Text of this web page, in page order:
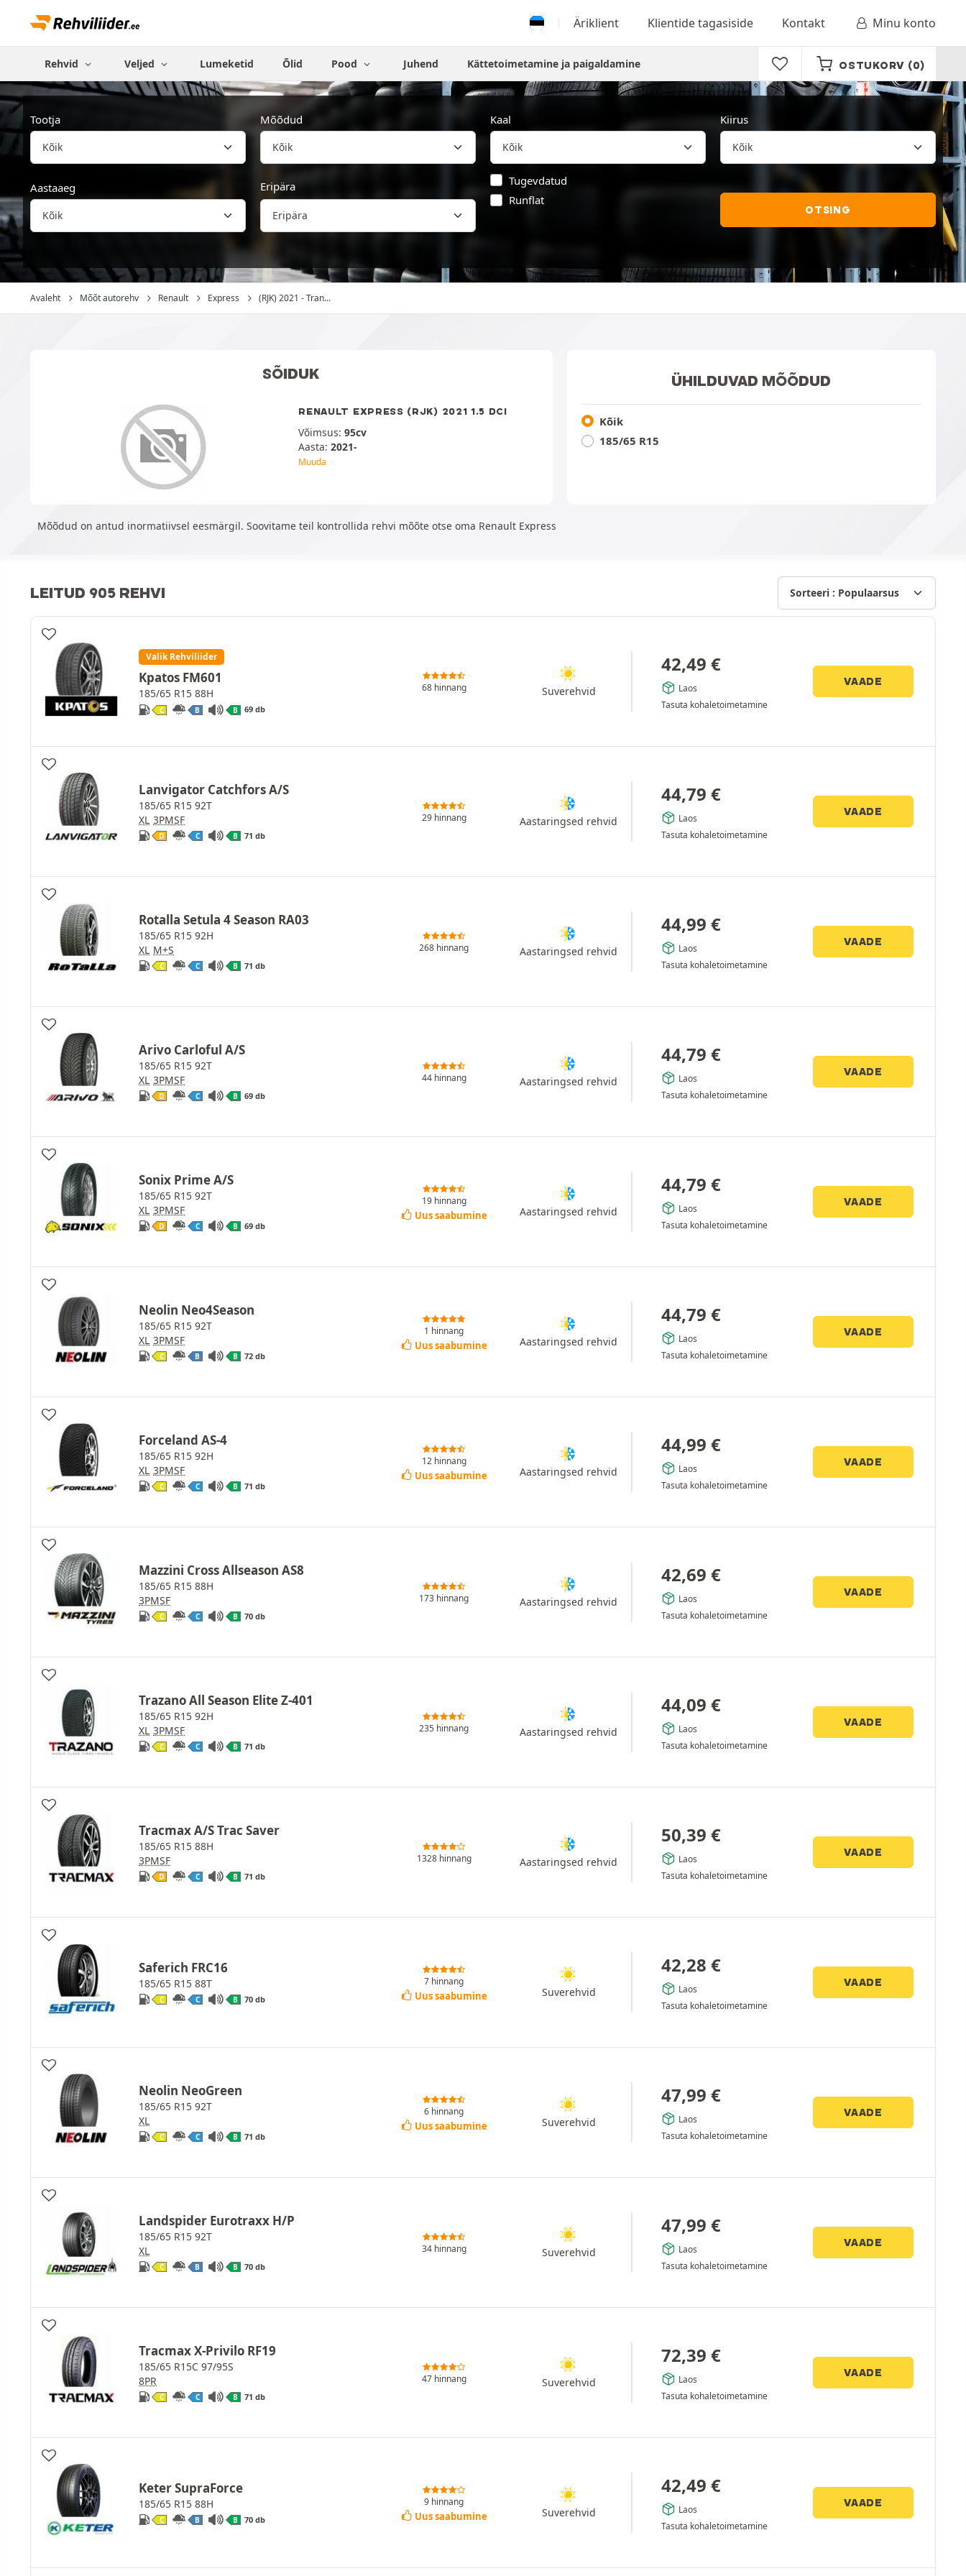
Äriklient Klientide tagasiside Kontakt Minu konto
Rehvid Veljed Lumeketid Õlid Pood Juhend Kättetoimetamine ja paigaldamine OSTUKORV (0)
Tootja
Kõik
Mõõdud Kaal Kiirus
Aastaaeg Eripära
Eripära
Tugevdatud
Runflat
OTSING
Avaleht Mõõt autorehv Renault Express (RJK) 2021 - Tran...
SÕIDUK
RENAULT EXPRESS (RJK) 2021 1.5 DCI
Võimsus:95cv
Aasta:2021-
Muuda
ÜHILDUVAD MÕÕDUD
Kõik
185/65 R15
Mõõdud on antud inormatiivsel eesmärgil. Soovitame teil kontrollida rehvi mõõte otse oma Renault Express
LEITUD 905 REHVI
Valik Rehviliider
Kpatos FM601
185/65 R15 88H
C B B 69 db
68 hinnang Suverehvid
42,49 €
Laos
Tasuta kohaletoimetamine
VAADE
Lanvigator Catchfors A/S
185/65 R15 92T
XL 3PMSF
D C B 71 db
29 hinnang Aastaringsed rehvid
44,79 €
Laos
Tasuta kohaletoimetamine
VAADE
Rotalla Setula 4 Season RA03
185/65 R15 92H
XL M+S
C C B 71 db
268 hinnang Aastaringsed rehvid
44,99 €
Laos
Tasuta kohaletoimetamine
VAADE
Arivo Carloful A/S
185/65 R15 92T
XL 3PMSF
D C B 69 db
44 hinnang Aastaringsed rehvid
44,79 €
Laos
Tasuta kohaletoimetamine
VAADE
Sonix Prime A/S
185/65 R15 92T
XL 3PMSF
D C B 69 db
19 hinnang
Uus saabumine Aastaringsed rehvid
44,79 €
Laos
Tasuta kohaletoimetamine
VAADE
Neolin Neo4Season
185/65 R15 92T
XL 3PMSF
C B B 72 db
1 hinnang
Uus saabumine Aastaringsed rehvid
44,79 €
Laos
Tasuta kohaletoimetamine
VAADE
Forceland AS-4
185/65 R15 92H
XL 3PMSF
C C B 71 db
12 hinnang
Uus saabumine Aastaringsed rehvid
44,99 €
Laos
Tasuta kohaletoimetamine
VAADE
Mazzini Cross Allseason AS8
185/65 R15 88H
3PMSF
C C B 70 db
173 hinnang Aastaringsed rehvid
42,69 €
Laos
Tasuta kohaletoimetamine
VAADE
Trazano All Season Elite Z-401
185/65 R15 92H
XL 3PMSF
C C B 71 db
235 hinnang Aastaringsed rehvid
44,09 €
Laos
Tasuta kohaletoimetamine
VAADE
Tracmax A/S Trac Saver
185/65 R15 88H
3PMSF
D C B 71 db
1328 hinnang Aastaringsed rehvid
50,39 €
Laos
Tasuta kohaletoimetamine
VAADE
Saferich FRC16
185/65 R15 88T
C C B 70 db
7 hinnang
Uus saabumine Suverehvid
42,28 €
Laos
Tasuta kohaletoimetamine
VAADE
Neolin NeoGreen
185/65 R15 92T
XL
C C B 71 db
6 hinnang
Uus saabumine Suverehvid
47,99 €
Laos
Tasuta kohaletoimetamine
VAADE
Landspider Eurotraxx H/P
185/65 R15 92T
XL
C B B 70 db
34 hinnang Suverehvid
47,99 €
Laos
Tasuta kohaletoimetamine
VAADE
Tracmax X-Privilo RF19
185/65 R15C 97/95S
8PR
C C B 71 db
47 hinnang Suverehvid
72,39 €
Laos
Tasuta kohaletoimetamine
VAADE
Keter SupraForce
185/65 R15 88H
C B B 70 db
9 hinnang
Uus saabumine Suverehvid
42,49 €
Laos
Tasuta kohaletoimetamine
VAADE